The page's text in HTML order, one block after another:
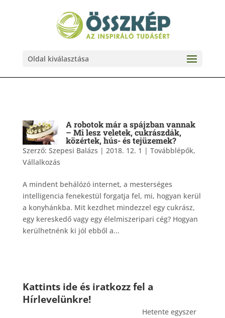
Oldal kiválasztása
A robotok már a spájzban vannak
– Mi lesz veletek, cukrászdák,
közértek, hús- és tejüzemek?
Szerző: Szepesi Balázs | 2018. 12. 1 | Továbblépők,
Vállalkozás
A mindent behálózó internet, a mesterséges
intelligencia fenekestül forgatja fel, mi, hogyan kerül
a konyhánkba. Mit kezdhet mindezzel egy cukrász,
egy kereskedő vagy egy élelmiszeripari cég? Hogyan
kerülhetnénk ki jól ebből a...
Kattints ide és iratkozz fel a
Hírlevelünkre!
Hetente egyszer